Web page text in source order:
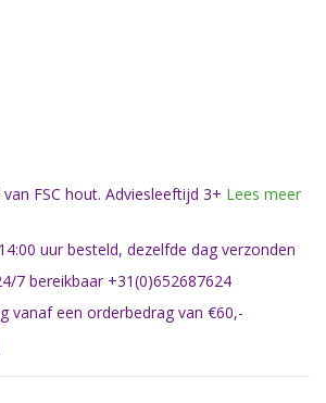
FSC hout. Adviesleeftijd 3+ Lees meer
uur besteld, dezelfde dag verzonden
7 bereikbaar +31(0)652687624
vanaf een orderbedrag van €60,-